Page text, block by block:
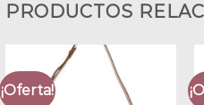
PRODUCTOS
¡Oferta!